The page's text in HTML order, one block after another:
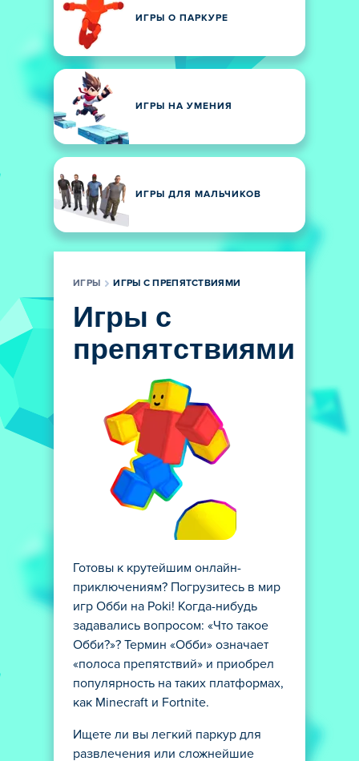
ИГРЫ О ПАРКУРЕ
ИГРЫ НА УМЕНИЯ
ИГРЫ ДЛЯ МАЛЬЧИКОВ
ИГРЫ ИГРЫ С ПРЕПЯТСТВИЯМИ
Игры с
препятствиями
Готовы к крутейшим онлайн-
приключениям? Погрузитесь в мир
игр Обби на Poki! Когда-нибудь
задавались вопросом: «Что такое
Обби?»? Термин «Обби» означает
«полоса препятствий» и приобрел
популярность на таких платформах,
как Minecraft и Fortnite.
Ищете ли вы легкий паркур для
развлечения или сложнейшие